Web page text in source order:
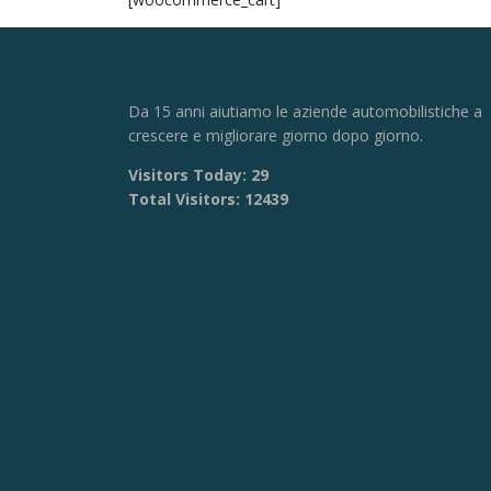
Da 15 anni aiutiamo le aziende automobilistiche a
crescere e migliorare giorno dopo giorno.
Visitors Today: 29
Total Visitors: 12439